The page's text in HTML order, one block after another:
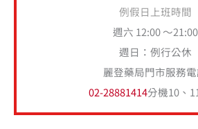
例假日上班時間
週六 12:00 ～21:00
週日：例行公休
麗登藥局門市服務
02-28881414分機10、